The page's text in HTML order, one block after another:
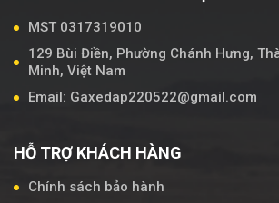
MST 0317319010
129 Bùi Điền, Phường Chánh Hưng,
Minh, Việt Nam
Email: Gaxedap220522@gmail.com
HỖ TRỢ KHÁCH HÀNG
Chính sách bảo hành